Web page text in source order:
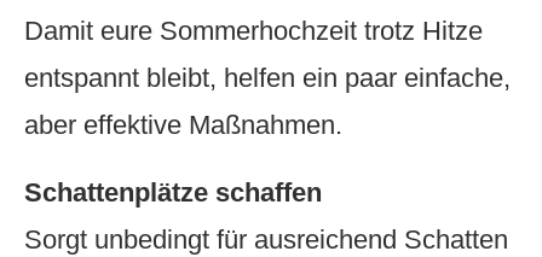
Damit eure Sommerhochzeit trotz Hitze
entspannt bleibt, helfen ein paar einfache,
aber effektive Maßnahmen.
Schattenplätze schaffen
Sorgt unbedingt für ausreichend Schatten